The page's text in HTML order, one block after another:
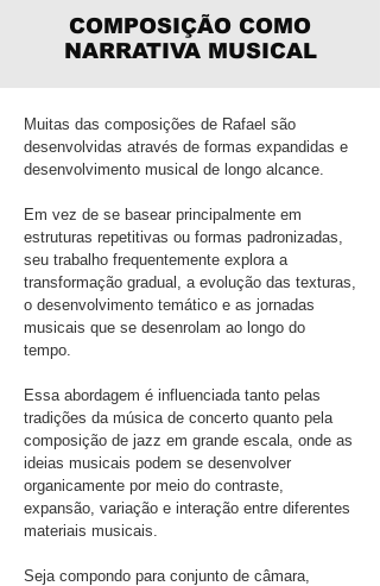
COMPOSIÇÃO COMO
NARRATIVA MUSICAL
Muitas das composições de Rafael são
desenvolvidas através de formas expandidas e
desenvolvimento musical de longo alcance.
Em vez de se basear principalmente em
estruturas repetitivas ou formas padronizadas,
seu trabalho frequentemente explora a
transformação gradual, a evolução das texturas,
o desenvolvimento temático e as jornadas
musicais que se desenrolam ao longo do
tempo.
Essa abordagem é influenciada tanto pelas
tradições da música de concerto quanto pela
composição de jazz em grande escala, onde as
ideias musicais podem se desenvolver
organicamente por meio do contraste,
expansão, variação e interação entre diferentes
materiais musicais.
Seja compondo para conjunto de câmara,